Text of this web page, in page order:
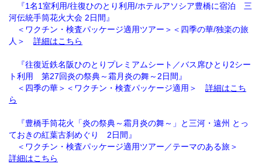
『1名1室利用/往復ひのとり利用/ホテルアソシア豊橋に宿泊 三
河伝統手筒花火大会 2日間』
＜ワクチン・検査パッケージ適用ツアー＞＜四季の華/独楽の旅
人＞
詳細はこちら
『往復近鉄名阪ひのとりプレミアムシート／バス席ひとり2シー
ト利用 第27回炎の祭典～霜月炎の舞～2日間』
＜四季の華＞＜ワクチン・検査パッケージ適用＞
詳細はこち
ら
『豊橋手筒花火「炎の祭典～霜月炎の舞～」と三河・遠州 とっ
ておきの紅葉古刹めぐり 2日間』
＜ワクチン・検査パッケージ適用ツアー／テーマのある旅＞
詳細はこちら